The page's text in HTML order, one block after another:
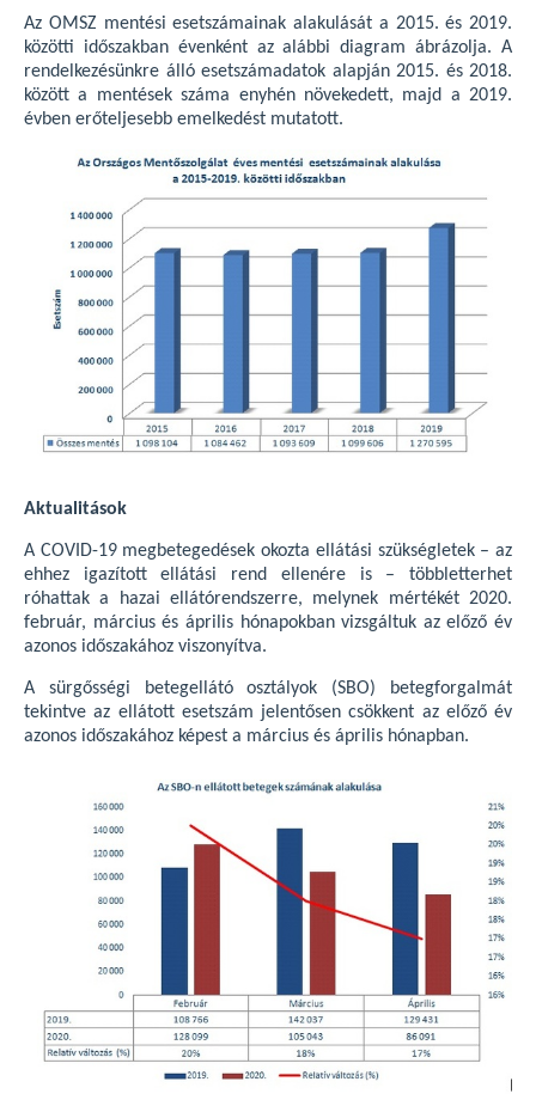
Az OMSZ mentési esetszámainak alakulását a 2015. és 2019.
közötti időszakban évenként az alábbi diagram ábrázolja. A
rendelkezésünkre álló esetszámadatok alapján 2015. és 2018.
között a mentések száma enyhén növekedett, majd a 2019.
évben erőteljesebb emelkedést mutatott.
Aktualitások
A COVID-19 megbetegedések okozta ellátási szükségletek – az
ehhez igazított ellátási rend ellenére is – többletterhet
róhattak a hazai ellátórendszerre, melynek mértékét 2020.
február, március és április hónapokban vizsgáltuk az előző év
azonos időszakához viszonyítva.
A sürgősségi betegellátó osztályok (SBO) betegforgalmát
tekintve az ellátott esetszám jelentősen csökkent az előző év
azonos időszakához képest a március és április hónapban.